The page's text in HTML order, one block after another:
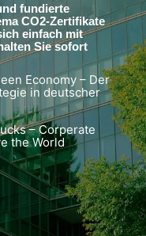
fundierte
CO2-Zertifikate
einfach mit
Sie sofort
Economy – Der
in deutscher
– Corperate
the World